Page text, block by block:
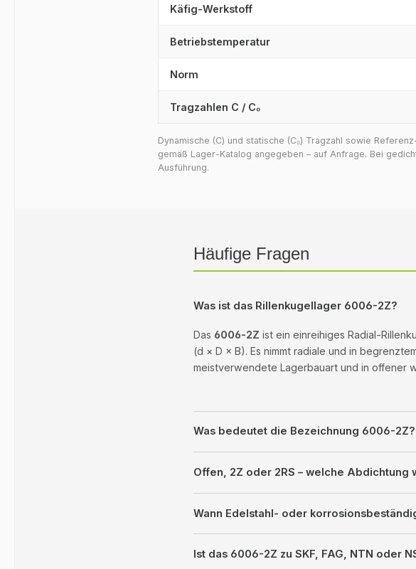
Käfig-Werkstoff
Betriebstemperatur
Norm
Tragzahlen C / C₀
Dynamische (C) und statische (C₀) Tragzahl sowie
gemäß Lager-Katalog angegeben – auf Anfrage. Bei
Ausführung.
Häufige Fragen
Was ist das Rillenkugellager 6006-2Z?
Das 6006-2Z ist ein einreihiges Radial-
(d × D × B). Es nimmt radiale und in
meistverwendete Lagerbauart und in offener
Was bedeutet die Bezeichnung 6006-2Z?
Offen, 2Z oder 2RS – welche Abdichtung
Wann Edelstahl- oder
Ist das 6006-2Z zu SKF, FAG, NTN oder